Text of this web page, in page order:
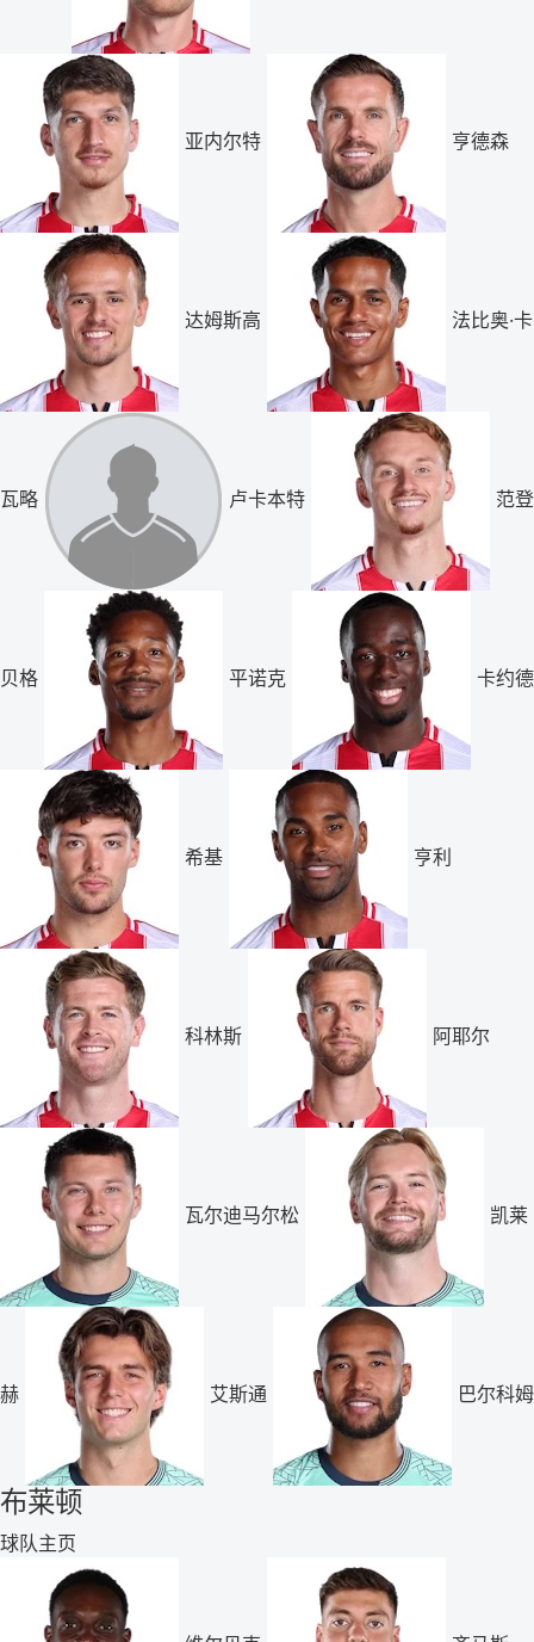
亚内尔特 亨德森
达姆斯高 法比奥·卡
瓦略 卢卡本特 范登
贝格 平诺克 卡约德
希基 亨利
科林斯 阿耶尔
瓦尔迪马尔松 凯莱
赫 艾斯通 巴尔科姆
布莱顿
球队主页